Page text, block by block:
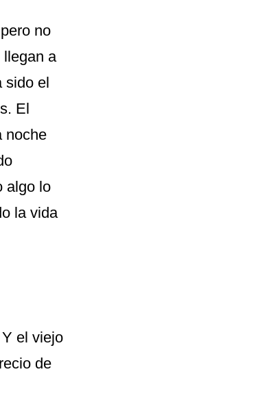
no
llegan a
sido el
El
noche
algo lo
la vida
el viejo
de